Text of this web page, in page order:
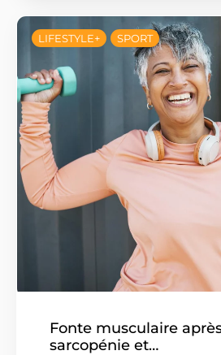
LIFESTYLE+ SPORT
Fonte musculaire
sarcopénie et…